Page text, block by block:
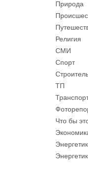
Природа
Религия
СМИ
Спорт
ТП
Что бы